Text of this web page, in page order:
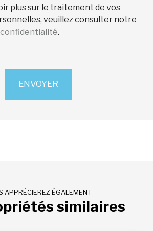
plus sur le traitement de vos
veuillez consulter notre
.
ENVOYER
APPRÉCIEREZ ÉGALEMENT
similaires